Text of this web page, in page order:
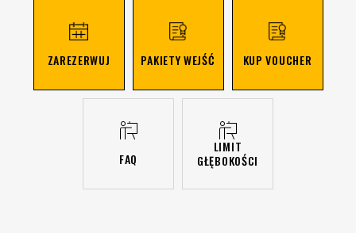
ZAREZERWUJ PAKIETY WEJŚĆ KUP VOUCHER
FAQ
LIMIT
GŁĘBOKOŚCI